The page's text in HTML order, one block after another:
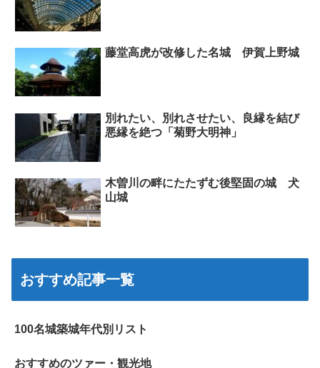
藤堂高虎が改修した名城 伊賀上野城
別れたい、別れさせたい、良縁を結び
悪縁を絶つ「菊野大明神」
木曽川の畔にたたずむ後堅固の城 犬
山城
おすすめ記事一覧
100名城築城年代別リスト
おすすめのツァー・観光地